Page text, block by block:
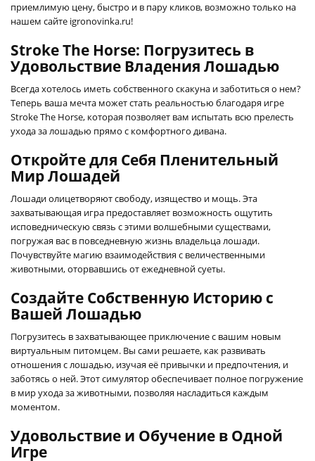
приемлимую цену, быстро и в пару кликов, возможно только на
нашем сайте igronovinka.ru!
Stroke The Horse: Погрузитесь в
Удовольствие Владения Лошадью
Всегда хотелось иметь собственного скакуна и заботиться о нем?
Теперь ваша мечта может стать реальностью благодаря игре
Stroke The Horse, которая позволяет вам испытать всю прелесть
ухода за лошадью прямо с комфортного дивана.
Откройте для Себя Пленительный
Мир Лошадей
Лошади олицетворяют свободу, изящество и мощь. Эта
захватывающая игра предоставляет возможность ощутить
исповедническую связь с этими волшебными существами,
погружая вас в повседневную жизнь владельца лошади.
Почувствуйте магию взаимодействия с величественными
животными, оторвавшись от ежедневной суеты.
Создайте Собственную Историю с
Вашей Лошадью
Погрузитесь в захватывающее приключение с вашим новым
виртуальным питомцем. Вы сами решаете, как развивать
отношения с лошадью, изучая её привычки и предпочтения, и
заботясь о ней. Этот симулятор обеспечивает полное погружение
в мир ухода за животными, позволяя насладиться каждым
моментом.
Удовольствие и Обучение в Одной
Игре